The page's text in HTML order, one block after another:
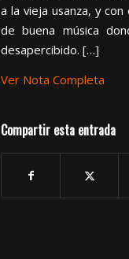
a la vieja usanza, y
de buena música
desapercibido. […]
Ver Nota Completa
Compartir esta entrada